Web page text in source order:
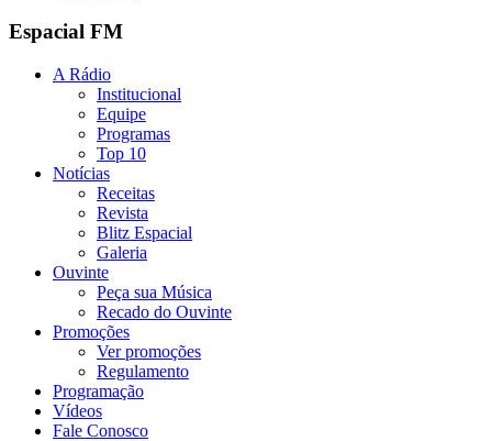
Espacial FM
A Rádio
Institucional
Equipe
Programas
Top 10
Notícias
Receitas
Revista
Blitz Espacial
Galeria
Ouvinte
Peça sua Música
Recado do Ouvinte
Promoções
Ver promoções
Regulamento
Programação
Vídeos
Fale Conosco